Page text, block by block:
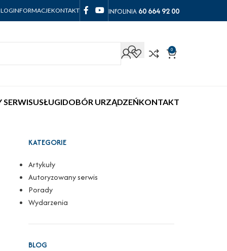
INFORMACJEKONTAKT INFOLINIA 60 664 92 00
0
USŁUGIDOBÓR URZĄDZEŃKONTAKT
KATEGORIE
Artykuły
Autoryzowany serwis
Porady
Wydarzenia
BLOG